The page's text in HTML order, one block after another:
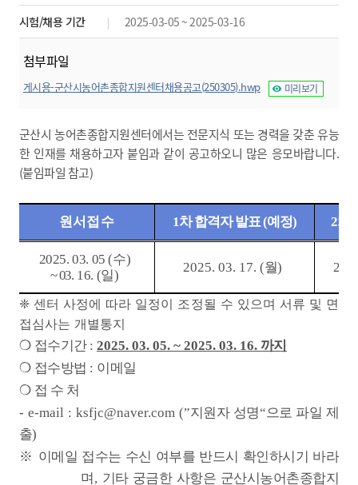
시험/채용 기간 2025-03-05 ~ 2025-03-16
첨부파일
게시용-군산시농어촌종합지원센터채용공고(250305).hwp 미리보기
군산시 농어촌종합지원센터에서는 전문지식 또는 경력을 갖춘 유능
한 인재를 채용하고자 붙임과 같이 공고하오니 많은 응모바랍니다.
(붙임파일 참고)
원서접수 1차 합격자 발표(예정) 2차
2025. 03. 05 (수)
~ 03. 16. (일)
2025. 03. 17. (월)
❈ 센터 사정에 따라 일정이 조정될 수 있으며 서류 및 면
접심사는 개별통지
❍ 접수기간 : 2025. 03. 05. ~ 2025. 03. 16. 까지
❍ 접수방법 : 이메일
❍ 접 수 처
- e-mail : ksfjc@naver.com (”지원자 성명“으로 파일 제
출)
※ 이메일 접수는 수신 여부를 반드시 확인하시기 바라
며 , 기타 궁금한 사항은 군산시농어촌종합지